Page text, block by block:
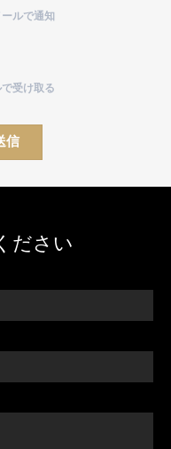
ルで通知
受け取る
ださい